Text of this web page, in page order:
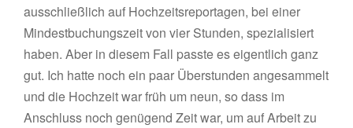
ausschließlich auf Hochzeitsreportagen, bei einer
Mindestbuchungszeit von vier Stunden, spezialisiert
haben. Aber in diesem Fall passte es eigentlich ganz
gut. Ich hatte noch ein paar Überstunden angesammelt
und die Hochzeit war früh um neun, so dass im
Anschluss noch genügend Zeit war, um auf Arbeit zu